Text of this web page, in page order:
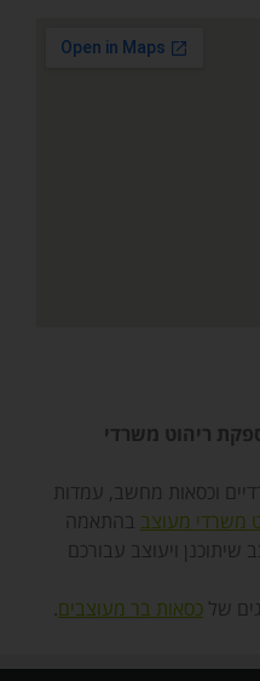
ריהוט משרדי
וכסאות מחשב, עמדות
משרדי מעוצב בהתאמה
שיתוכנן ויעוצב עבורכם
כסאות בר מעוצבים.